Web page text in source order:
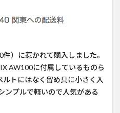
）に惹かれて購入しました。
AW100に付属しているものら
トにはなく留め具に小さく入
ンプルで軽いので人気がある